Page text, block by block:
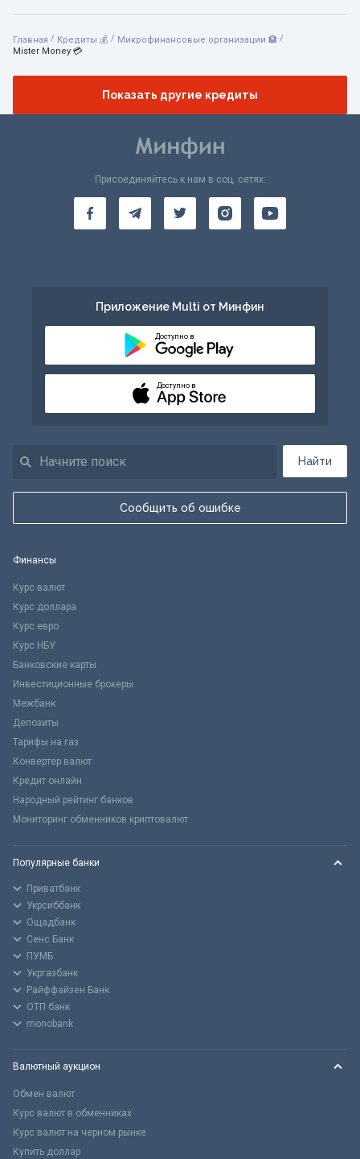
Главная / Кредиты 💰 / Микрофинансовые организации 🏦 /
Mister Money 💳
Показать другие кредиты
Найти
Сообщить об ошибке
Присоединяйтесь к нам в соц. сетях:
Приложение Multi от Минфин
Доступно в
Доступно в
Финансы
Курс валют
Курс доллара
Курс евро
Курс НБУ
Банковские карты
Инвестиционные брокеры
Межбанк
Депозиты
Тарифы на газ
Конвертер валют
Кредит онлайн
Народный рейтинг банков
Мониторинг обменников криптовалют
Популярные банки
Приватбанк
Укрсиббанк
Ощадбанк
Сенс Банк
ПУМБ
Укргазбанк
Райффайзен Банк
ОТП банк
monobank
Валютный аукцион
Обмен валют
Курс валют в обменниках
Курс валют на черном рынке
Купить доллар